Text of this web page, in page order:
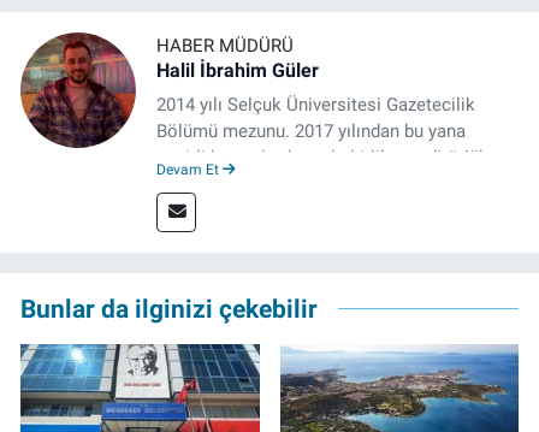
HABER MÜDÜRÜ
Halil İbrahim Güler
2014 yılı Selçuk Üniversitesi Gazetecilik
Bölümü mezunu. 2017 yılından bu yana
çeşitli kurumlarda muhabirlik ve editörlük
müdürü olarak devam ediyor.
Devam Et
Bunlar da ilginizi çekebilir